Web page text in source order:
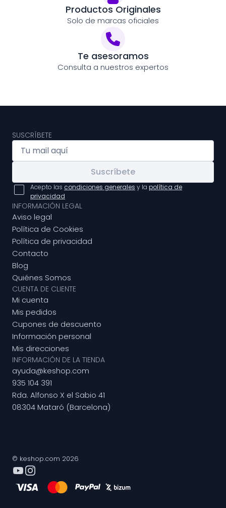
Productos Originales
Solo de marcas oficiales
Te asesoramos
Consulta a nuestros expertos
SUSCRÍBETE
Suscríbete
Acepto las condiciones generales y la política de
privacidad
INFORMACIÓN LEGAL
Aviso legal
Política de Cookies
Política de privacidad
Contacto
Blog
Quiénes Somos
CUENTA DE CLIENTE
Mi cuenta
Mis pedidos
Cupones de descuento
Información personal
Mis direcciones
INFORMACIÓN DE LA TIENDA
ayuda@keshop.com
935 104 391
Rda. Alfonso X el Sabio 41
08304 Mataró (Barcelona)
© keshop.com 2026